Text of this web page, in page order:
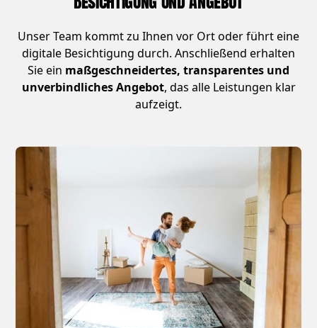
Unser Team kommt zu Ihnen vor Ort oder führt eine
digitale Besichtigung durch. Anschließend erhalten
Sie ein maßgeschneidertes, transparentes und
unverbindliches Angebot, das alle Leistungen klar
aufzeigt.